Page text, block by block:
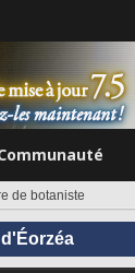
de botaniste